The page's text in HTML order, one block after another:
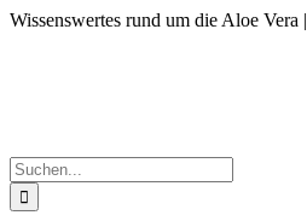
Zum
Wissenswertes rund um die Aloe Vera |
Suche
nach: